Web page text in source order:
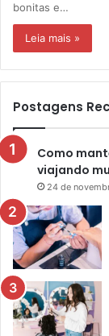
bonitas e…
Leia mais »
Postagens
Como
viajando
24 de